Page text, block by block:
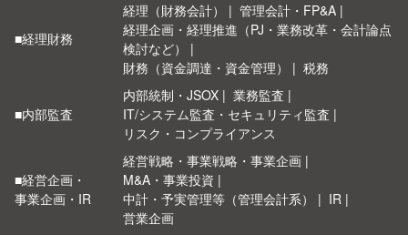
■経理財務
経理（財務会計）
管理会計・FP&A
経理企画・経理推進（PJ・業務改革・会計論点
検討など）
財務（資金調達・資金管理）
税務
■内部監査
内部統制・JSOX
業務監査
IT/システム監査・セキュリティ監査
リスク・コンプライアンス
■経営企画・
事業企画・IR
経営戦略・事業戦略・事業企画
M&A・事業投資
中計・予実管理等（管理会計系）
IR
営業企画